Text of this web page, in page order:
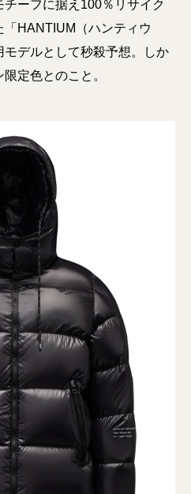
ーフに据え100％リサイク
HANTIUM（ハンティウ
モデルとして秒殺予想。しか
定色とのこと。